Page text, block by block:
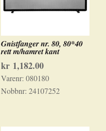
Gnistfanger nr. 80, 80*40
rett m/hamret kant
kr1,182.00
Varenr: 080180
Nobbnr: 24107252